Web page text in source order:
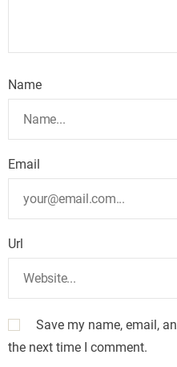
Name
Email
Url
Save my name, email,
the next time I comment.